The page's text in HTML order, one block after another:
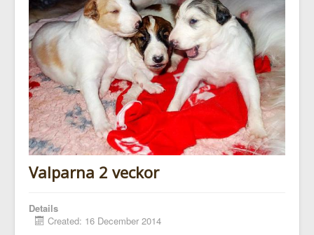
Valparna 2 veckor
Details
Created: 16 December 2014